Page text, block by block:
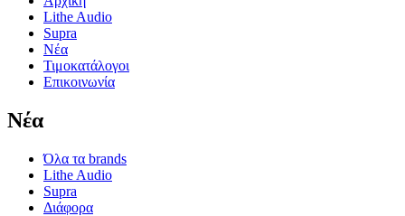
Lithe Audio
Supra
Νέα
Τιμοκατάλογοι
Επικοινωνία
Nέα
Όλα τα brands
Lithe Audio
Supra
Διάφορα